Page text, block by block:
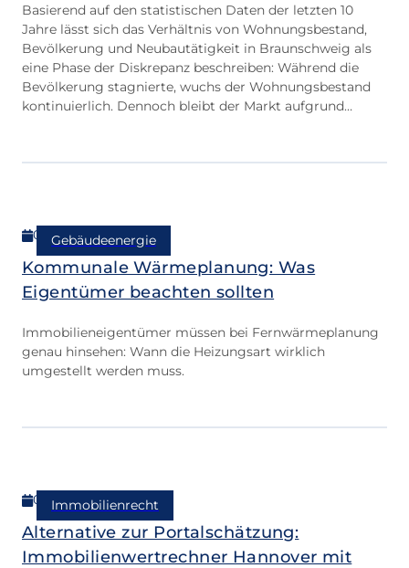
Basierend auf den statistischen Daten der letzten 10
Jahre lässt sich das Verhältnis von Wohnungsbestand,
Bevölkerung und Neubautätigkeit in Braunschweig als
eine Phase der Diskrepanz beschreiben: Während die
Bevölkerung stagnierte, wuchs der Wohnungsbestand
kontinuierlich. Dennoch bleibt der Markt aufgrund
Gebäudeenergie
05.02.2026
Kommunale Wärmeplanung: Was
Eigentümer beachten sollten
Immobilieneigentümer müssen bei Fernwärmeplanung
genau hinsehen: Wann die Heizungsart wirklich
umgestellt werden muss.
Immobilienrecht
01.02.2026
Alternative zur Portalschätzung:
Immobilienwertrechner Hannover mit